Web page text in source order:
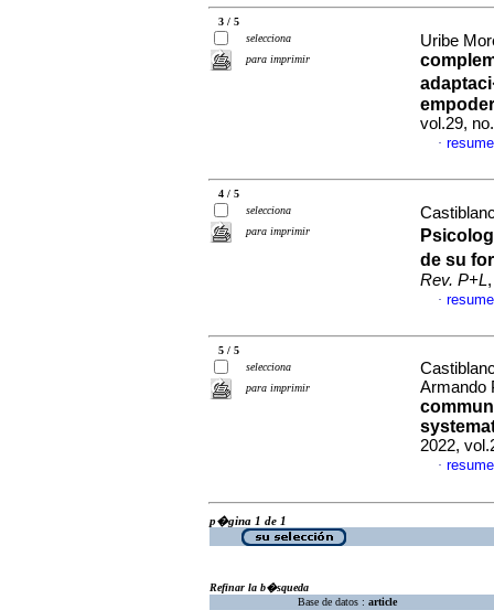
3 / 5
selecciona
para imprimir
Uribe
vol.29,
·
4 / 5
selecciona
para imprimir
de su
Rev. P+L
·
5 / 5
selecciona
para imprimir
Armando
2022,
·
p�gina 1 de 1
Refinar la b�squeda
Base de datos : article